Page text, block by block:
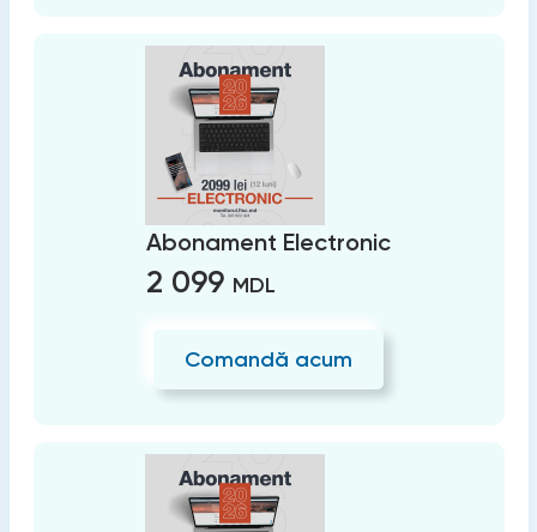
Abonament Electronic
2 099 MDL
Comandă acum